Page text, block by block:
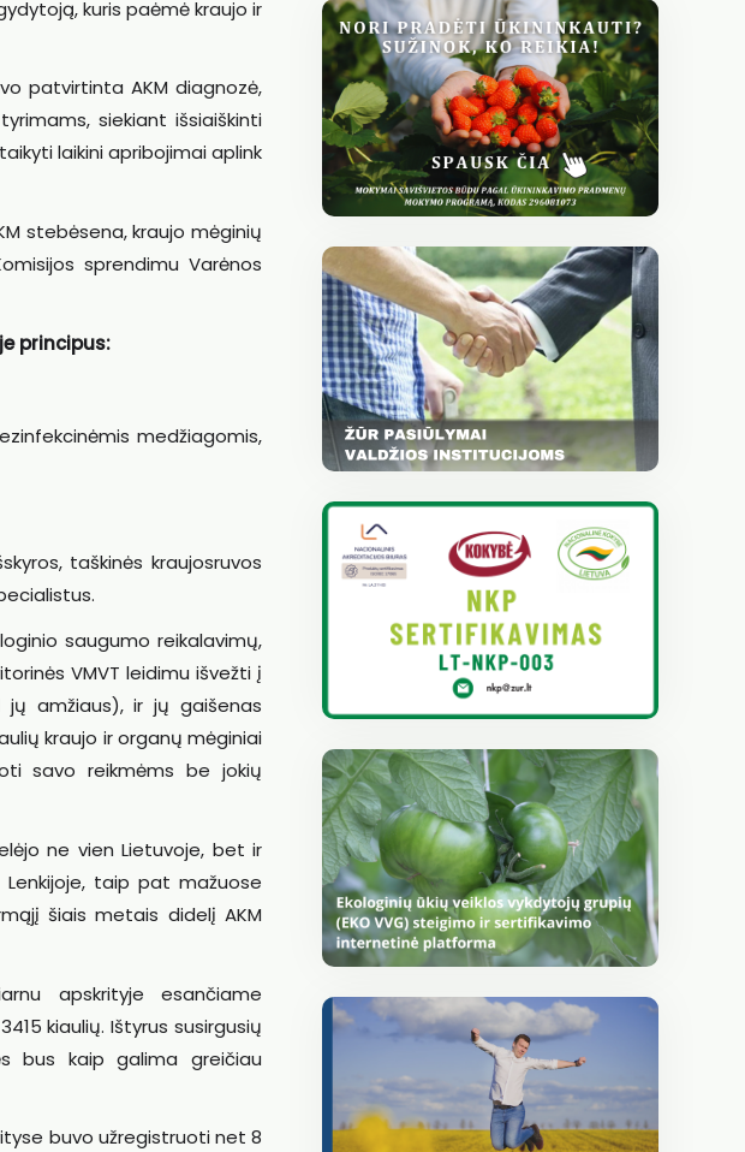
kuris paėmė kraujo ir
patvirtinta AKM diagnozė,
siekiant išsiaiškinti
laikini apribojimai aplink
stebėsena, kraujo mėginių
sprendimu Varėnos
principus:
medžiagomis,
taškinės kraujosruvos
saugumo reikalavimų,
VMVT leidimu išvežti į
jų amžiaus), ir jų gaišenas
kraujo ir organų mėginiai
savo reikmėms be jokių
ne vien Lietuvoje, bet ir
Lenkijoje, taip pat mažuose
šiais metais didelį AKM
apskrityje esančiame
kiaulių. Ištyrus susirgusių
bus kaip galima greičiau
buvo užregistruoti net 8